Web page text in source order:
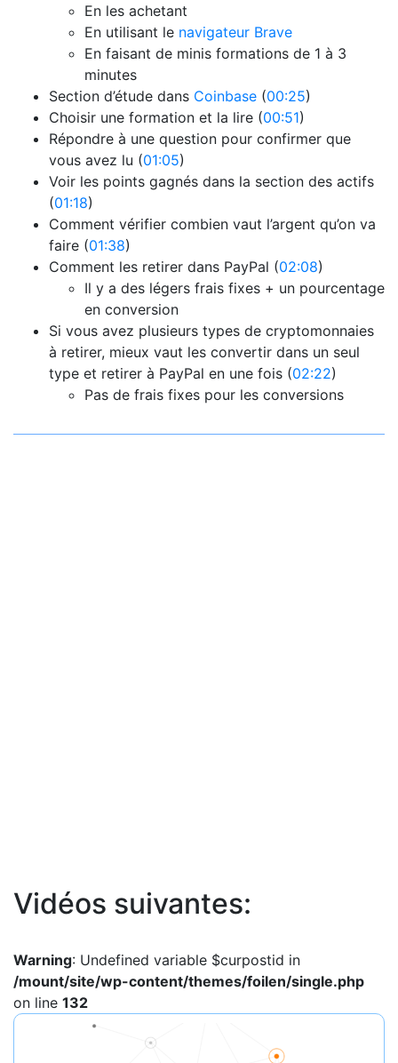
En les achetant
En utilisant le navigateur Brave
En faisant de minis formations de 1 à 3
minutes
Section d’étude dans Coinbase (00:25)
Choisir une formation et la lire (00:51)
Répondre à une question pour confirmer que
vous avez lu (01:05)
Voir les points gagnés dans la section des actifs
(01:18)
Comment vérifier combien vaut l’argent qu’on va
faire (01:38)
Comment les retirer dans PayPal (02:08)
Il y a des légers frais fixes + un pourcentage
en conversion
Si vous avez plusieurs types de cryptomonnaies
à retirer, mieux vaut les convertir dans un seul
type et retirer à PayPal en une fois (02:22)
Pas de frais fixes pour les conversions
Vidéos suivantes:
Warning: Undefined variable $curpostid in
/mount/site/wp-content/themes/foilen/single.php
on line 132